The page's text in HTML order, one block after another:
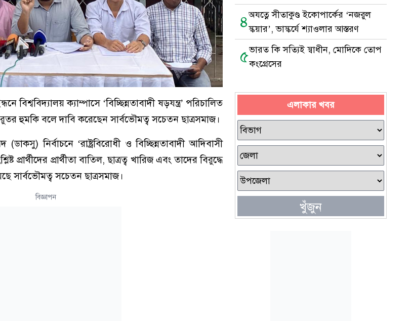
বিশ্ববিদ্যালয় ক্যাম্পাসে ‘বিচ্ছিন্নতাবাদী ষড়যন্ত্র’ পরিচালিত
হুমকি বলে দাবি করেছেন সার্বভৌমত্ব সচেতন ছাত্রসমাজ।
(ডাকসু) নির্বাচনে ‘রাষ্ট্রবিরোধী ও বিচ্ছিন্নতাবাদী আদিবাসী
প্রার্থীদের প্রার্থীতা বাতিল, ছাত্রত্ব খারিজ এবং তাদের বিরুদ্ধে
সার্বভৌমত্ব সচেতন ছাত্রসমাজ।
বিজ্ঞাপন
৪অযত্নে সীতাকুণ্ড ইকোপার্কের ‘নজরুল
স্কয়ার’, ভাস্কর্যে শ্যাওলার আস্তরণ
৫ভারত কি সত্যিই স্বাধীন, মোদিকে তোপ
কংগ্রেসের
এলাকার খবর
খুঁজুন